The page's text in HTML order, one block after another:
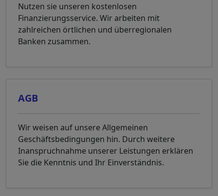
Nutzen sie unseren kostenlosen
Finanzierungsservice. Wir arbeiten mit
zahlreichen örtlichen und überregionalen
Banken zusammen.
AGB
Wir weisen auf unsere Allgemeinen
Geschäftsbedingungen hin. Durch weitere
Inanspruchnahme unserer Leistungen erklären
Sie die Kenntnis und Ihr Einverständnis.